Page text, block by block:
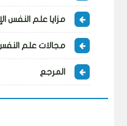
مزايا علم النفس
مجالات علم
المرجع